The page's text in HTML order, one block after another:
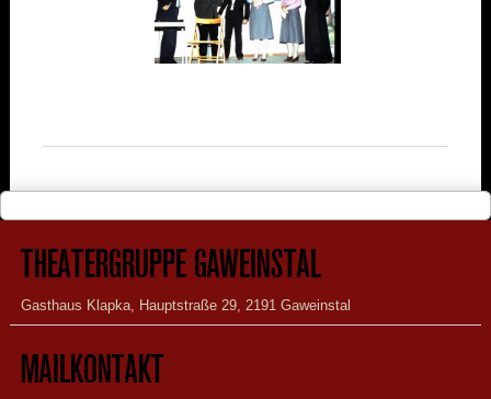
THEATERGRUPPE GAWEINSTAL
Gasthaus Klapka, Hauptstraße 29, 2191 Gaweinstal
MAILKONTAKT